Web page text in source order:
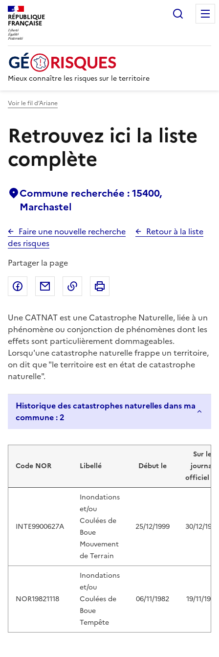
RÉPUBLIQUE
FRANÇAISE
Mieux connaître les risques sur le territoire
Voir le fil d’Ariane
Retrouvez ici la liste
complète
Commune recherchée : 15400,
Marchastel
Faire une nouvelle recherche
Retour à la liste
des risques
Partager la page
Partager sur Facebook
Partager par emailCopier dans le presse-papier
Une CATNAT est une Catastrophe Naturelle, liée à un
phénomène ou conjonction de phénomènes dont les
effets sont particulièrement dommageables.
Lorsqu'une catastrophe naturelle frappe un territoire,
on dit que "le territoire est en état de catastrophe
naturelle".
Historique des catastrophes naturelles dans ma
commune : 2
Code NOR Libellé Début le
Sur le
journal
officiel du
INTE9900627A
Inondations
et/ou
Coulées de
Boue
Mouvement
de Terrain
25/12/1999 30/12/1999
NOR19821118
Inondations
et/ou
Coulées de
Boue
Tempête
06/11/1982 19/11/1982